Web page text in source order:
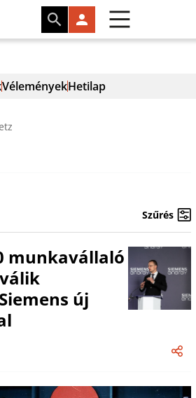
VéleményekHetilap
Szűrés
munkavállaló
új